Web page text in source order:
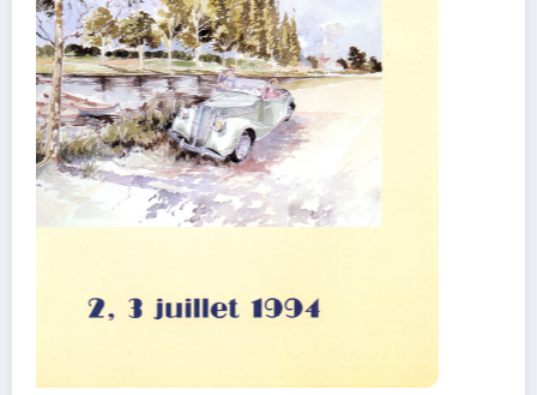
Baltard 2006
site 2022 Belles Classiques
Photos Belles classiques